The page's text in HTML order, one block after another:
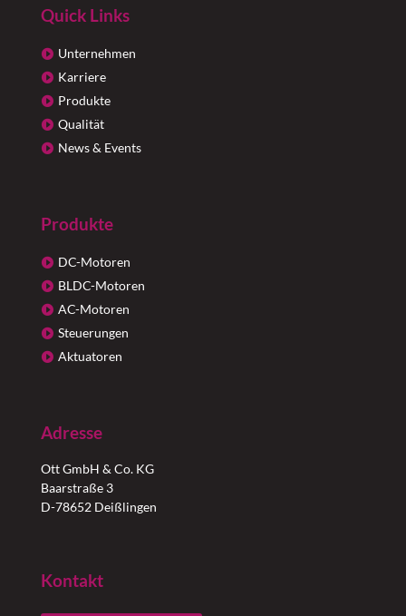
Quick Links
Unternehmen
Karriere
Produkte
Qualität
News & Events
Produkte
DC-Motoren
BLDC-Motoren
AC-Motoren
Steuerungen
Aktuatoren
Adresse
Ott GmbH & Co. KG
Baarstraße 3
D-78652 Deißlingen
Kontakt